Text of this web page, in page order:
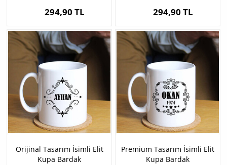
294,90 TL 294,90 TL
Orijinal Tasarım İsimli Elit
Kupa Bardak
Premium Tasarım İsimli Elit
Kupa Bardak